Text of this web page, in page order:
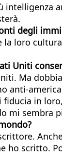
degli
loro
Uniti
Ma
anti-
in
sembra
scritto.